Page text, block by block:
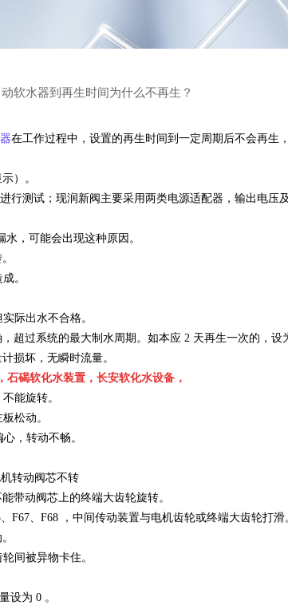
软水器到再生时间为什么不再生？
在工作过程中，设置的再生时间到一定周期后不会再生
）。
行测试；现润新阀主要采用两类电源适配器，输出电压
，可能会出现这种原因。
。
际出水不合格。
超过系统的最大制水周期。如本应 2 天再生一次的，设
损坏，无瞬时流量。
石碣软化水装置，长安软化水设备，
能旋转。
松动。
，转动不畅。
转动阀芯不转
带动阀芯上的终端大齿轮旋转。
F67、F68 ，中间传动装置与电机齿轮或终端大齿轮打滑
间被异物卡住。
设为 0 。